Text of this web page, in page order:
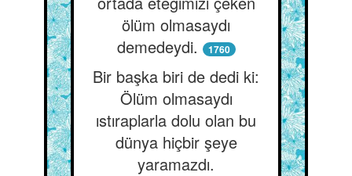
ölüm olmasaydı
demedeydi.
1760
Bir başka biri de dedi ki:
Ölüm olmasaydı
ıstıraplarla dolu olan bu
dünya hiçbir şeye
yaramazdı.